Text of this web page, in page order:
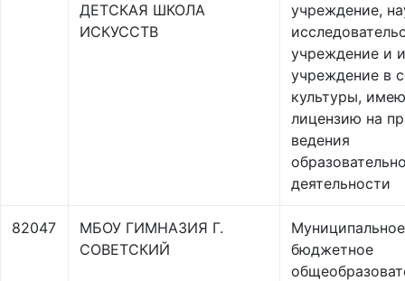
ДЕТСКАЯ ШКОЛА
ИСКУССТВ
учреждение,
учреждение и
учреждение в
культуры,
лицензию на
ведения
деятельности
82047
МБОУ ГИМНАЗИЯ Г.
СОВЕТСКИЙ
Муниципальное
бюджетное